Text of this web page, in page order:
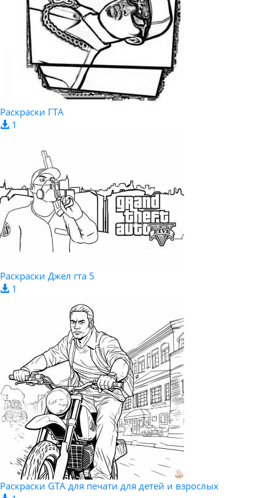
Раскраски ГТА
1
Раскраски Джел гта 5
1
Раскраски GTA для печати для детей и взрослых